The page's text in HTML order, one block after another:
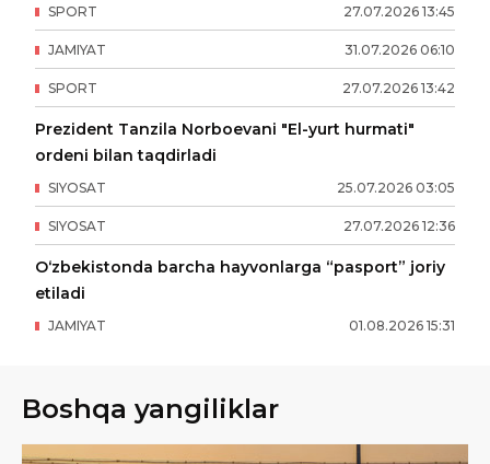
27.07.2026 13:45
SPORT
31.07.2026 06:10
JAMIYAT
27.07.2026 13:42
SPORT
Prezident Tanzila Norboevani "El-yurt hurmati"
ordeni bilan taqdirladi
25.07.2026 03:05
SIYOSAT
27.07.2026 12:36
SIYOSAT
O‘zbekistonda barcha hayvonlarga “pasport” joriy
etiladi
01.08.2026 15:31
JAMIYAT
Boshqa yangiliklar